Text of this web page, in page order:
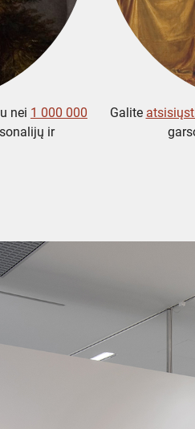
nei 1 000 000
ir
Galite